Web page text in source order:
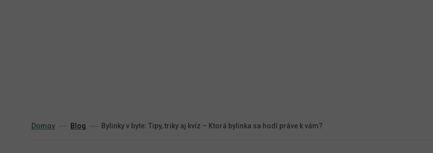
Domov Blog Bylinky v byte: Tipy, triky aj kvíz – Ktorá bylinka sa hodí práve k vám?